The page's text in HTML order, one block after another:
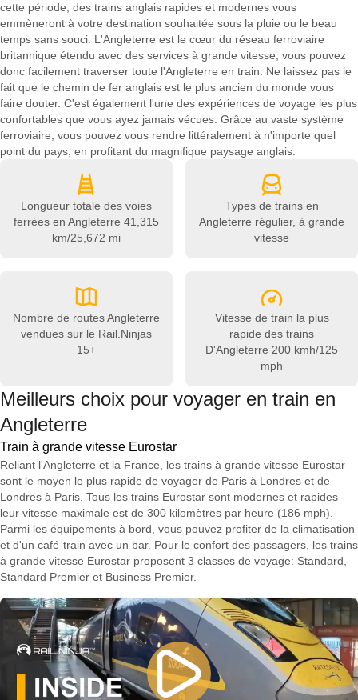
cette période, des trains anglais rapides et modernes vous
emmèneront à votre destination souhaitée sous la pluie ou le beau
temps sans souci. L'Angleterre est le cœur du réseau ferroviaire
britannique étendu avec des services à grande vitesse, vous pouvez
donc facilement traverser toute l'Angleterre en train. Ne laissez pas le
fait que le chemin de fer anglais est le plus ancien du monde vous
faire douter. C'est également l'une des expériences de voyage les plus
confortables que vous ayez jamais vécues. Grâce au vaste système
ferroviaire, vous pouvez vous rendre littéralement à n'importe quel
point du pays, en profitant du magnifique paysage anglais.
Longueur totale des voies
ferrées en Angleterre 41,315
km/25,672 mi
Types de trains en
Angleterre régulier, à grande
vitesse
Nombre de routes Angleterre
vendues sur le Rail.Ninjas
15+
Vitesse de train la plus
rapide des trains
D'Angleterre 200 kmh/125
mph
Meilleurs choix pour voyager en train en
Angleterre
Train à grande vitesse Eurostar
Reliant l'Angleterre et la France, les trains à grande vitesse Eurostar
sont le moyen le plus rapide de voyager de Paris à Londres et de
Londres à Paris. Tous les trains Eurostar sont modernes et rapides -
leur vitesse maximale est de 300 kilomètres par heure (186 mph).
Parmi les équipements à bord, vous pouvez profiter de la climatisation
et d'un café-train avec un bar. Pour le confort des passagers, les trains
à grande vitesse Eurostar proposent 3 classes de voyage: Standard,
Standard Premier et Business Premier.